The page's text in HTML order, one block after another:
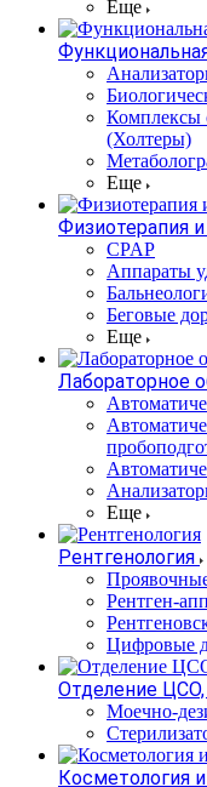
Еще
Комплексы
(Холтеры)
Еще
Физиотерапия
CPAP
Аппараты
Беговые
Еще
Лабораторное
Еще
Рентгенология
Рентген-
Цифровые
Отделение
Моечно-
Косметология